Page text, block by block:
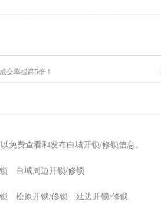
交率提高5倍！
免费查看和发布白城开锁/修锁信息。
白城周边开锁/修锁
松原开锁/修锁 延边开锁/修锁